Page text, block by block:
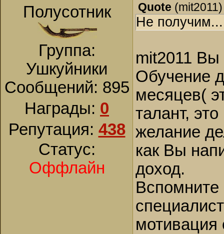
Полусотник
Группа:
Ушкуйники
Сообщений: 895
Награды: 0
Репутация: 438
Статус:
Оффлайн
Quote (mit2011)
Не получим...
mit2011 Вы
Обучение
месяцев(
талант,
желание
как Вы
доход.
Вспомните
мотивация